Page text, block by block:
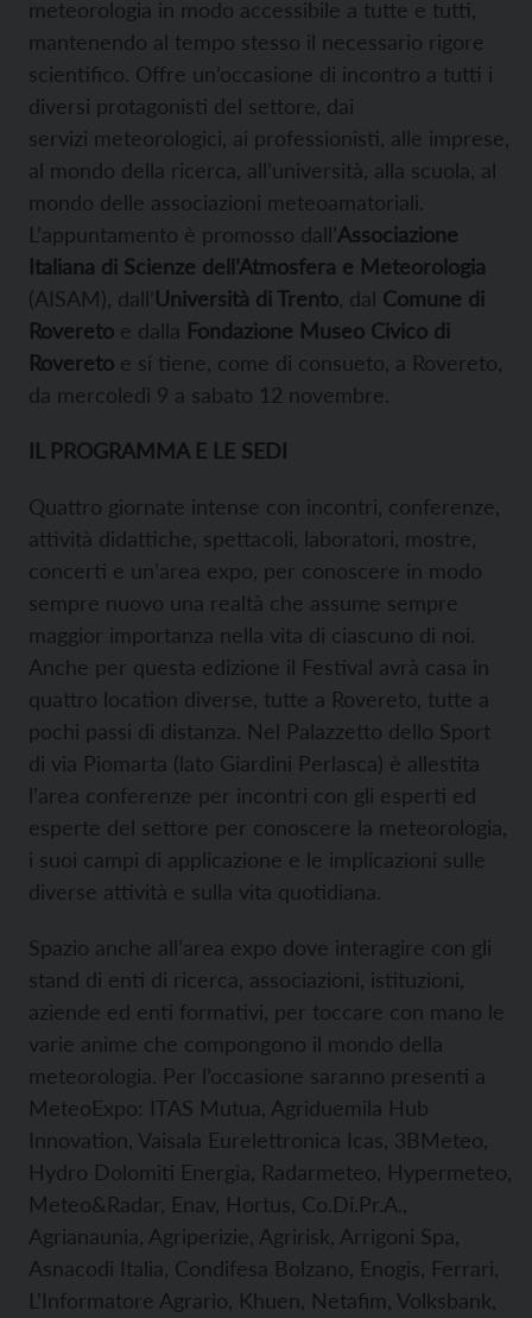
meteorologia in modo accessibile a tutte e tutti,
mantenendo al tempo stesso il necessario rigore
scientifico. Offre un’occasione di incontro a tutti i
diversi protagonisti del settore, dai
servizi meteorologici, ai professionisti, alle imprese,
al mondo della ricerca, all’università, alla scuola, al
mondo delle associazioni meteoamatoriali.
L’appuntamento è promosso dall’Associazione
Italiana di Scienze dell’Atmosfera e Meteorologia
(AISAM), dall’Università di Trento, dal Comune di
Rovereto e dalla Fondazione Museo Civico di
Rovereto e si tiene, come di consueto, a Rovereto,
da mercoledì 9 a sabato 12 novembre.
IL PROGRAMMA E LE SEDI
Quattro giornate intense con incontri, conferenze,
attività didattiche, spettacoli, laboratori, mostre,
concerti e un’area expo, per conoscere in modo
sempre nuovo una realtà che assume sempre
maggior importanza nella vita di ciascuno di noi.
Anche per questa edizione il Festival avrà casa in
quattro location diverse, tutte a Rovereto, tutte a
pochi passi di distanza. Nel Palazzetto dello Sport
di via Piomarta (lato Giardini Perlasca) è allestita
l’area conferenze per incontri con gli esperti ed
esperte del settore per conoscere la meteorologia,
i suoi campi di applicazione e le implicazioni sulle
diverse attività e sulla vita quotidiana.
Spazio anche all’area expo dove interagire con gli
stand di enti di ricerca, associazioni, istituzioni,
aziende ed enti formativi, per toccare con mano le
varie anime che compongono il mondo della
meteorologia. Per l’occasione saranno presenti a
MeteoExpo: ITAS Mutua, Agriduemila Hub
Innovation, Vaisala Eurelettronica Icas, 3BMeteo,
Hydro Dolomiti Energia, Radarmeteo, Hypermeteo,
Meteo&Radar, Enav, Hortus, Co.Di.Pr.A.,
Agrianaunia, Agriperizie, Agririsk, Arrigoni Spa,
Asnacodi Italia, Condifesa Bolzano, Enogis, Ferrari,
L’Informatore Agrario, Khuen, Netafim, Volksbank,